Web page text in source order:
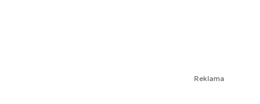
Reklama